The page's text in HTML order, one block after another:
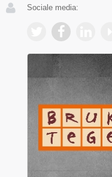
Sociale media: